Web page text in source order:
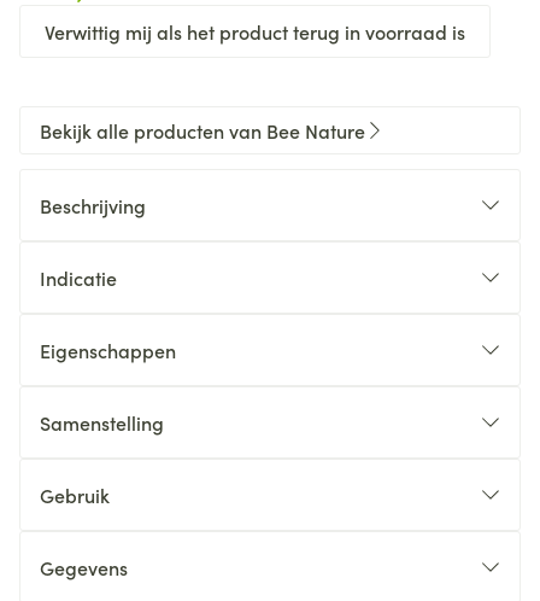
Verwittig mij als het product terug in voorraad is
Bekijk alle producten van Bee Nature
Beschrijving
Indicatie
Eigenschappen
Samenstelling
Gebruik
Gegevens